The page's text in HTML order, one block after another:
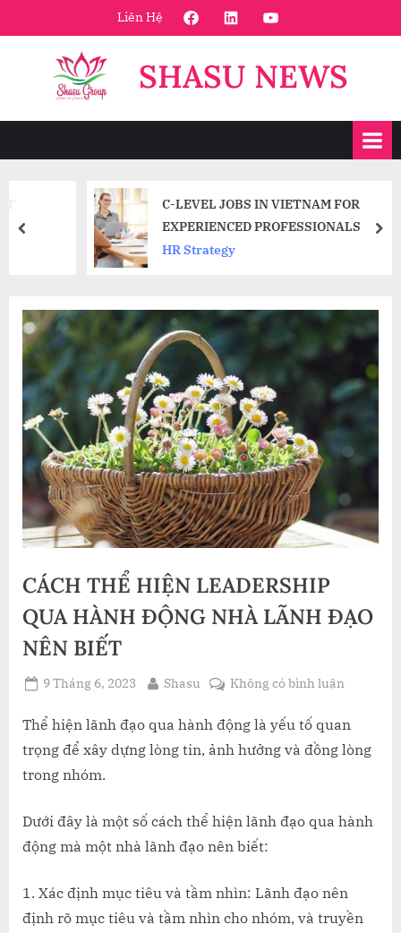
to
Liên Hệ FaceBookLinkedinYoutube
SHASU NEWS
C-LEVEL JOBS IN VIETNAM FOR
EXPERIENCED PROFESSIONALS
HR Strategy
prev
CÁCH THỂ HIỆN LEADERSHIP
QUA HÀNH ĐỘNG NHÀ LÃNH ĐẠO
NÊN BIẾT
Posted
9 Tháng 6, 2023 By
Shasu Không có bình luậnở
THỂ
HIỆN
ĐỘNG
ĐẠO
NÊN
Thể hiện lãnh đạo qua hành động là yếu tố quan
trọng để xây dựng lòng tin, ảnh hưởng và đồng lòng
trong nhóm.
Dưới đây là một số cách thể hiện lãnh đạo qua hành
động mà một nhà lãnh đạo nên biết:
Xác định mục tiêu và tầm nhìn: Lãnh đạo nên
định rõ mục tiêu và tầm nhìn cho nhóm, và truyền